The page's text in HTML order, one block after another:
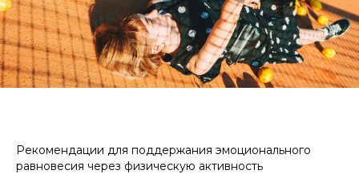
Рекомендации для поддержания эмоционального
равновесия через физическую активность